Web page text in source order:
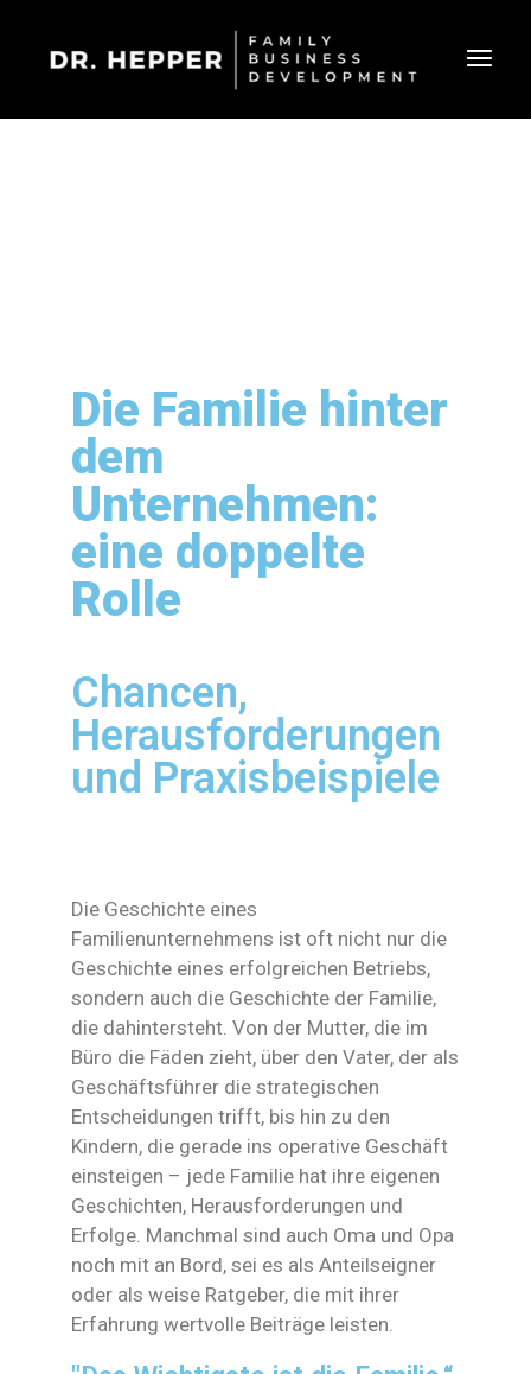
Die Familie hinter
dem
Unternehmen:
eine doppelte
Rolle
Chancen,
Herausforderungen
und Praxisbeispiele
Die Geschichte eines
Familienunternehmens ist oft nicht nur die
Geschichte eines erfolgreichen Betriebs,
sondern auch die Geschichte der Familie,
die dahintersteht. Von der Mutter, die im
Büro die Fäden zieht, über den Vater, der als
Geschäftsführer die strategischen
Entscheidungen trifft, bis hin zu den
Kindern, die gerade ins operative Geschäft
einsteigen – jede Familie hat ihre eigenen
Geschichten, Herausforderungen und
Erfolge. Manchmal sind auch Oma und Opa
noch mit an Bord, sei es als Anteilseigner
oder als weise Ratgeber, die mit ihrer
Erfahrung wertvolle Beiträge leisten.